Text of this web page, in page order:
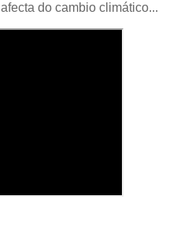
do cambio climático...